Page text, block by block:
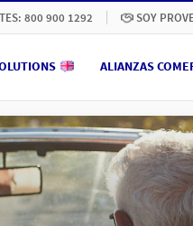
800 900 1292 SOY
ALIANZAS